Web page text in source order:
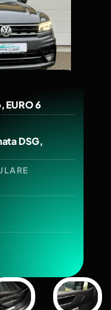
6
DSG,